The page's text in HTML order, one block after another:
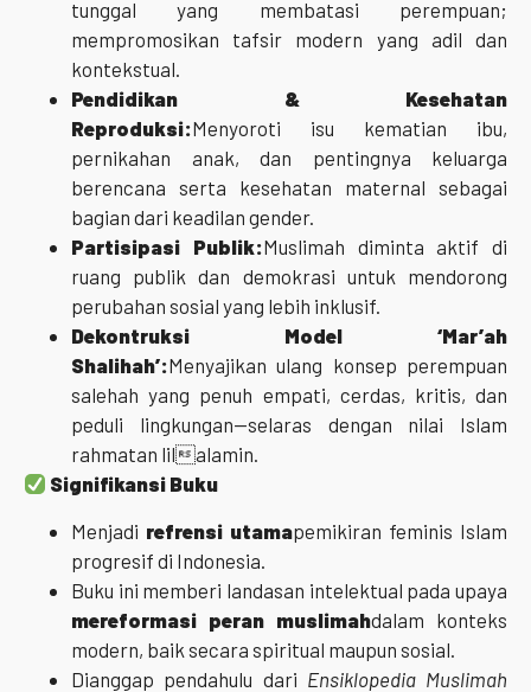
tunggal yang membatasi perempuan;
mempromosikan tafsir modern yang adil dan
kontekstual.
Pendidikan & Kesehatan
Reproduksi:Menyoroti isu kematian ibu,
pernikahan anak, dan pentingnya keluarga
berencana serta kesehatan maternal sebagai
bagian dari keadilan gender.
Partisipasi Publik:Muslimah diminta aktif di
ruang publik dan demokrasi untuk mendorong
perubahan sosial yang lebih inklusif.
Dekontruksi Model ‘Mar’ah
Shalihah’:Menyajikan ulang konsep perempuan
salehah yang penuh empati, cerdas, kritis, dan
peduli lingkungan—selaras dengan nilai Islam
rahmatan lilalamin.
Signifikansi Buku
Menjadi refrensi utamapemikiran feminis Islam
progresif di Indonesia.
Buku ini memberi landasan intelektual pada upaya
mereformasi peran muslimahdalam konteks
modern, baik secara spiritual maupun sosial.
Dianggap pendahulu dari Ensiklopedia Muslimah